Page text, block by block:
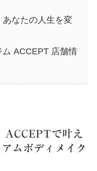
あなたの人生を変
ム ACCEPT 店舗情
ACCEPTで叶え
ムボディメイク